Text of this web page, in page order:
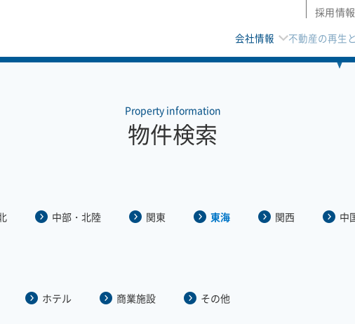
採用情報
会社情報
不動産の再生
Property information
物件検索
中部・北陸 関東 東海 関西 中
ホテル 商業施設 その他